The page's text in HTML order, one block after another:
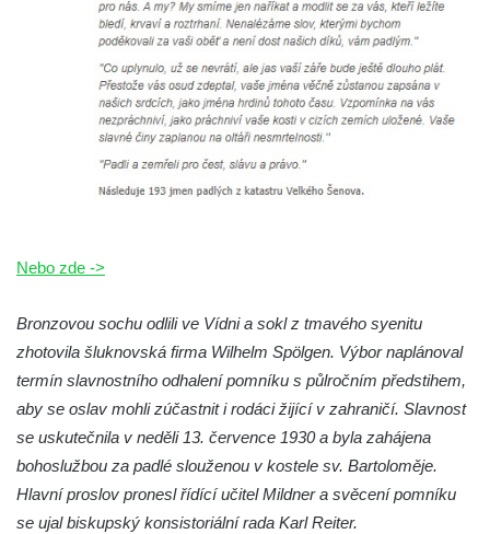
kostelem svatého Bartoloměje ve Velkém
Šenově
Kenotaf Václava Liprta na hřbitově v
Cítolibech
Kenotaf Františka Malypetra na hřbitově v
Cítolibech
Hrob Derbákových na hřbitově v Cítolibech
Cítolibech
Hrob Jana Císarika na hřbitově v Cítolibech
Hrob Jana Legáta na hřbitově v Cítolibech
Pamětní deska Jaroslava Lhotského na
zámku v Cítolibech
Pomník obětem 1. a 2. světové války před
Nebo zde ->
Bronzovou sochu odlili ve Vídni a sokl z tmavého syenitu
zhotovila šluknovská firma Wilhelm Spölgen. Výbor naplánoval
termín slavnostního odhalení pomníku s půlročním předstihem,
aby se oslav mohli zúčastnit i rodáci žijící v zahraničí. Slavnost
se uskutečnila v neděli 13. července 1930 a byla zahájena
bohoslužbou za padlé slouženou v kostele sv. Bartoloměje.
Hlavní proslov pronesl řídící učitel Mildner a svěcení pomníku
se ujal biskupský konsistoriální rada Karl Reiter.